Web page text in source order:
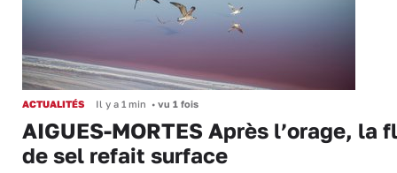
ACTUALITÉS Il y a 1 min • vu 1 fois
AIGUES-MORTES Après l’orage, la
de sel refait surface